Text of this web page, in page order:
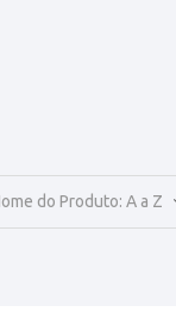
do Produto: A a Z